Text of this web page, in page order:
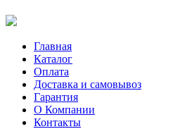
Главная
Каталог
Оплата
Доставка и самовывоз
Гарантия
О Компании
Контакты